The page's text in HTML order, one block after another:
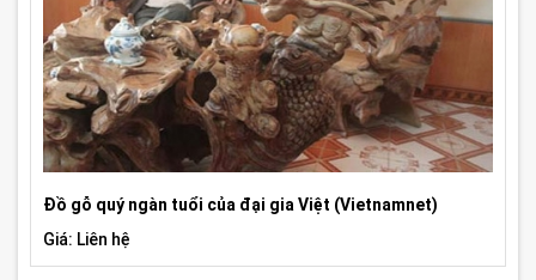
Đồ gỗ quý ngàn tuổi của đại gia Việt (Vietnamnet)
Giá: Liên hệ